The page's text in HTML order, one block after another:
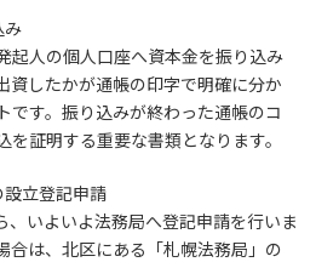
み
起人の個人口座へ資本金を振り込み
資したかが通帳の印字で明確に分か
です。振り込みが終わった通帳のコ
証明する重要な書類となります。
立登記申請
、いよいよ法務局へ登記申請を行いま
合は、北区にある「札幌法務局」の